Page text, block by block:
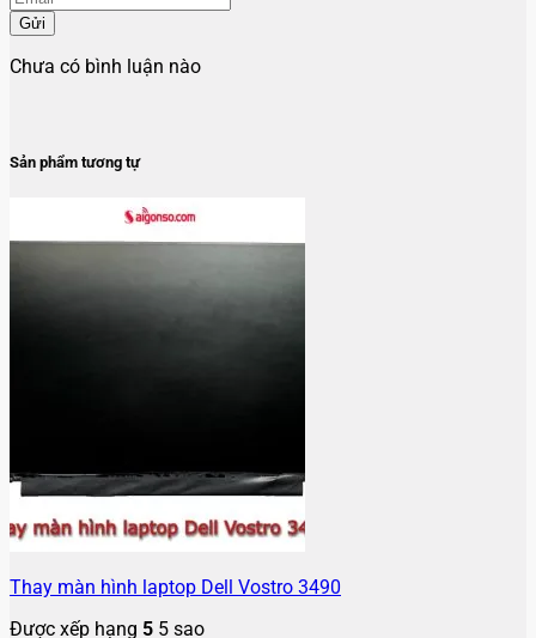
Gửi
Chưa có bình luận nào
Sản phẩm tương tự
Thay màn hình laptop Dell Vostro 3490
Được xếp hạng 5 5 sao